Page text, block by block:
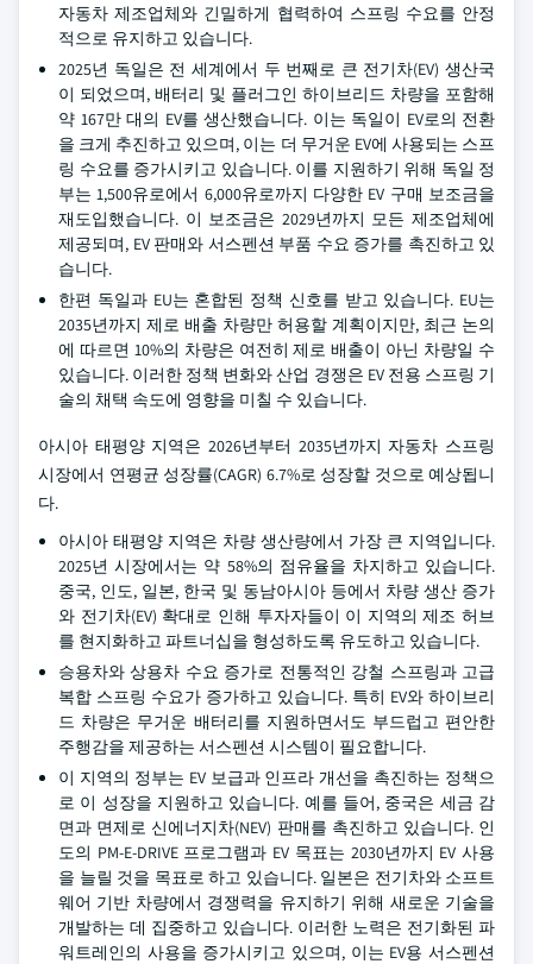
자동차 제조업체와 긴밀하게 협력하여 스프링 수요를 안정
적으로 유지하고 있습니다.
2025년 독일은 전 세계에서 두 번째로 큰 전기차(EV) 생산국
이 되었으며, 배터리 및 플러그인 하이브리드 차량을 포함해
약 167만 대의 EV를 생산했습니다. 이는 독일이 EV로의 전환
을 크게 추진하고 있으며, 이는 더 무거운 EV에 사용되는 스프
링 수요를 증가시키고 있습니다. 이를 지원하기 위해 독일 정
부는 1,500유로에서 6,000유로까지 다양한 EV 구매 보조금을
재도입했습니다. 이 보조금은 2029년까지 모든 제조업체에
제공되며, EV 판매와 서스펜션 부품 수요 증가를 촉진하고 있
습니다.
한편 독일과 EU는 혼합된 정책 신호를 받고 있습니다. EU는
2035년까지 제로 배출 차량만 허용할 계획이지만, 최근 논의
에 따르면 10%의 차량은 여전히 제로 배출이 아닌 차량일 수
있습니다. 이러한 정책 변화와 산업 경쟁은 EV 전용 스프링 기
술의 채택 속도에 영향을 미칠 수 있습니다.
아시아 태평양 지역은 2026년부터 2035년까지 자동차 스프링
시장에서 연평균 성장률(CAGR) 6.7%로 성장할 것으로 예상됩니
다.
아시아 태평양 지역은 차량 생산량에서 가장 큰 지역입니다.
2025년 시장에서는 약 58%의 점유율을 차지하고 있습니다.
중국, 인도, 일본, 한국 및 동남아시아 등에서 차량 생산 증가
와 전기차(EV) 확대로 인해 투자자들이 이 지역의 제조 허브
를 현지화하고 파트너십을 형성하도록 유도하고 있습니다.
승용차와 상용차 수요 증가로 전통적인 강철 스프링과 고급
복합 스프링 수요가 증가하고 있습니다. 특히 EV와 하이브리
드 차량은 무거운 배터리를 지원하면서도 부드럽고 편안한
주행감을 제공하는 서스펜션 시스템이 필요합니다.
이 지역의 정부는 EV 보급과 인프라 개선을 촉진하는 정책으
로 이 성장을 지원하고 있습니다. 예를 들어, 중국은 세금 감
면과 면제로 신에너지차(NEV) 판매를 촉진하고 있습니다. 인
도의 PM-E-DRIVE 프로그램과 EV 목표는 2030년까지 EV 사용
을 늘릴 것을 목표로 하고 있습니다. 일본은 전기차와 소프트
웨어 기반 차량에서 경쟁력을 유지하기 위해 새로운 기술을
개발하는 데 집중하고 있습니다. 이러한 노력은 전기화된 파
워트레인의 사용을 증가시키고 있으며, 이는 EV용 서스펜션